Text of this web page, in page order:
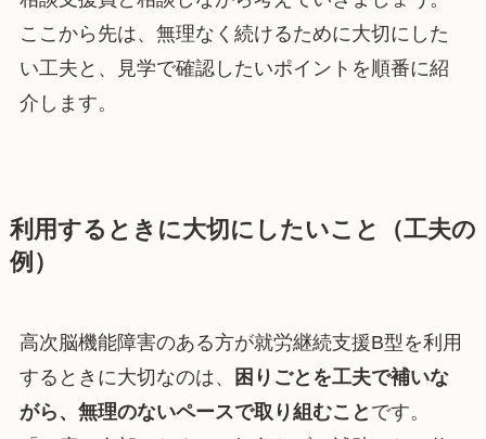
ここから先は、無理なく続けるために大切にした
い工夫と、見学で確認したいポイントを順番に紹
介します。
利用するときに大切にしたいこと（工夫の
例）
高次脳機能障害のある方が就労継続支援B型を利用
するときに大切なのは、
困りごとを工夫で補いな
がら、無理のないペースで取り組むこと です。